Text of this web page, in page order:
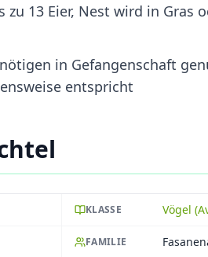
13 Eier, Nest wird in Gras
in Gefangenschaft
entspricht
KLASSE Vögel
FAMILIE